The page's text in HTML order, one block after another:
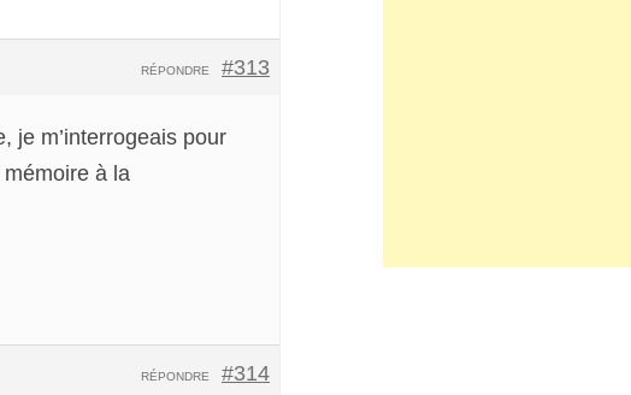
#313
RÉPONDRE
je m’interrogeais pour
à la
#314
RÉPONDRE